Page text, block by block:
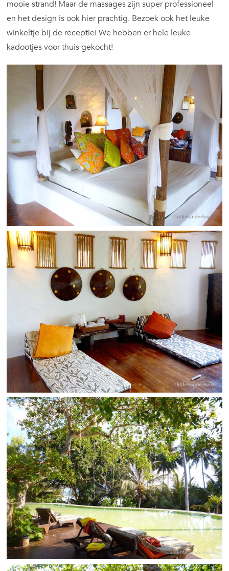
mooie strand! Maar de massages zijn super professioneel
en het design is ook hier prachtig. Bezoek ook het leuke
winkeltje bij de receptie! We hebben er hele leuke
kadootjes voor thuis gekocht!